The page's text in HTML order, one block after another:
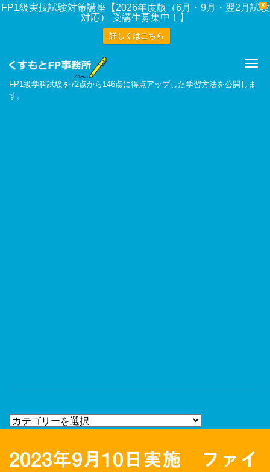
X
FP1級実技試験対策講座【2026年度版（6月・9月・翌2月試験
対応） 受講生募集中！】
詳しくはこちら
FP1級学科試験を72点から146点に得点アップした学習方法を公開しま
す。
2023年9月10日実施 ファイ